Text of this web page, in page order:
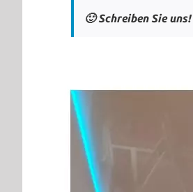
🙂 Schreiben Sie uns!